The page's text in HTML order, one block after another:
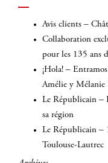
:
Avis clients –
Collaboration
pour les 135 ans
¡Hola! –
Amélie y
Le Républicain –
sa région
Le Républicain –
Toulouse-Lautrec